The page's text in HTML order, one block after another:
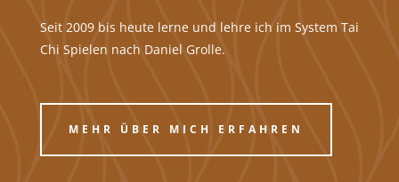
Seit 2009 bis heute lerne und lehre ich im System Tai
Chi Spielen nach Daniel Grolle.
MEHR ÜBER MICH ERFAHREN